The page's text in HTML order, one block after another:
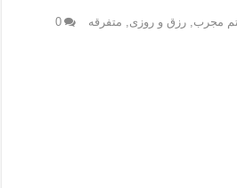
مجرب,رزق و روزی, متفرقه 0